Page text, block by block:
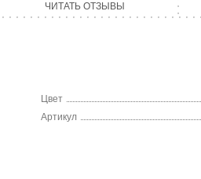
ЧИТАТЬ ОТЗЫВЫ
Цвет
Артикул